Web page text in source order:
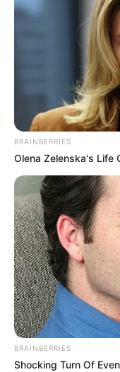
Ahogy arról
Magyar-kormány
minisztere.
időnkénti politikai
Gergely
kinevezésről, és
gratulált Vitézy
BRAINBERRIES
Olena Zelenska's Life
BRAINBERRIES
Shocking Turn Of